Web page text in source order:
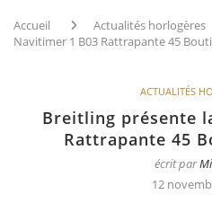
Accueil Actualités horlogères
Navitimer 1 B03 Rattrapante 45
ACTUALITÉS
Breitling présente
Rattrapante 45
écrit par
12